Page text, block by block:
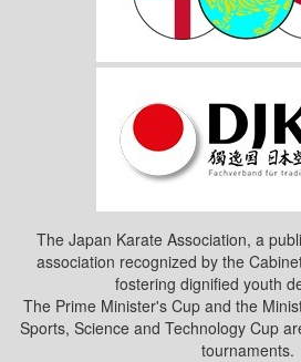
The Japan Karate Association, a
association recognized by the
fostering dignified youth
The Prime Minister's Cup and the
Sports, Science and Technology Cup
tournaments.